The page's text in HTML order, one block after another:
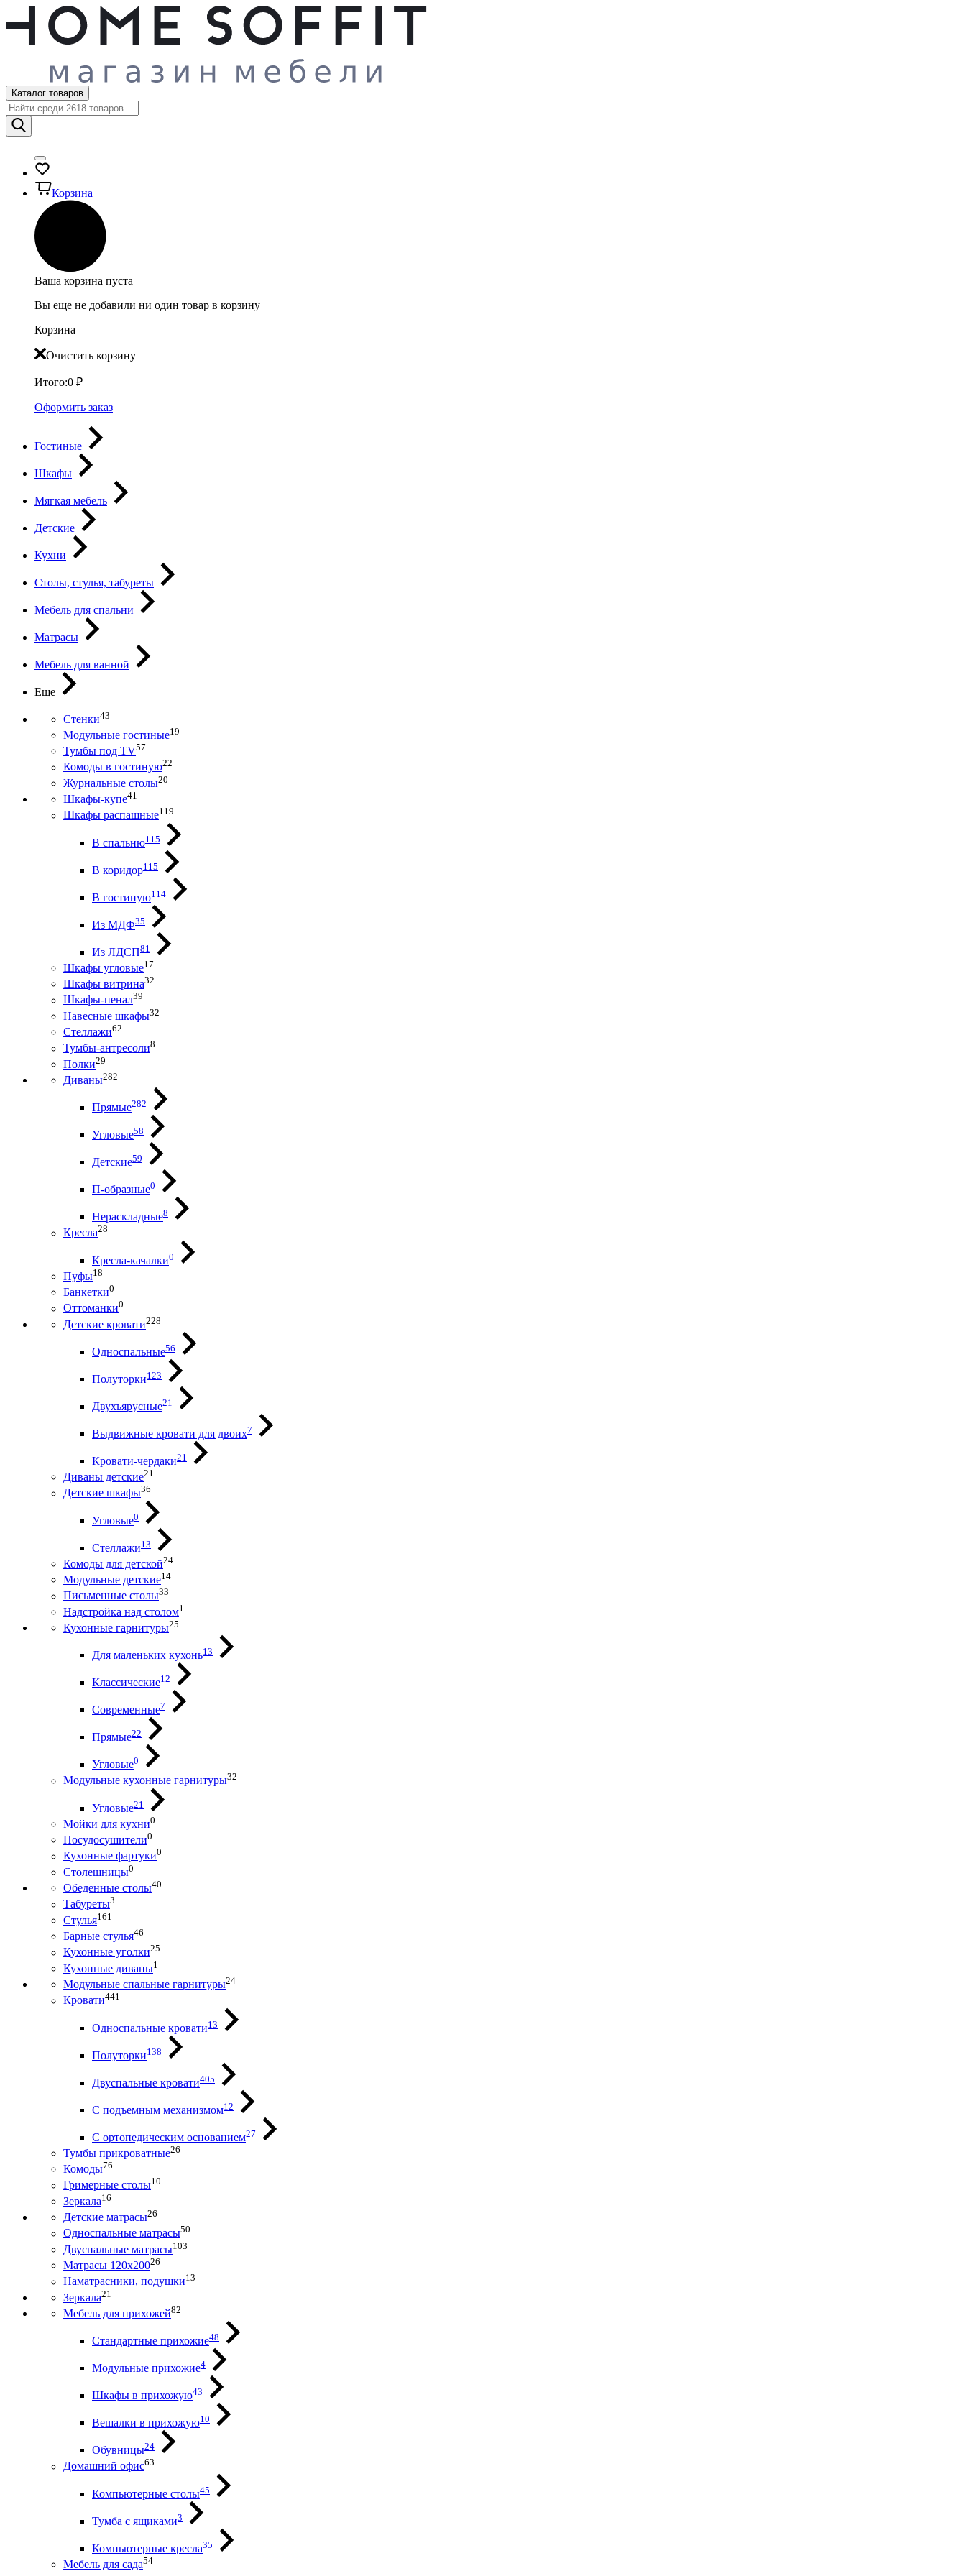
Каталог товаров
Корзина
Ваша корзина пуста
Вы еще не добавили ни один товар в корзину
Корзина
Очистить корзину
Итого:0 ₽
Оформить заказ
Гостиные
Шкафы
Мягкая мебель
Детские
Кухни
Столы, стулья, табуреты
Мебель для спальни
Матрасы
Мебель для ванной
Еще
Стенки43
Модульные гостиные19
Тумбы под ТV57
Комоды в гостиную22
Журнальные столы20
Шкафы-купе41
Шкафы распашные119
В спальню115
В коридор115
В гостиную114
Из МДФ35
Из ЛДСП81
Шкафы угловые17
Шкафы витрина32
Шкафы-пенал39
Навесные шкафы32
Стеллажи62
Тумбы-антресоли8
Полки29
Диваны282
Прямые282
Угловые58
Детские59
П-образные0
Нераскладные8
Кресла28
Кресла-качалки0
Пуфы18
Банкетки0
Оттоманки0
Детские кровати228
Односпальные56
Полуторки123
Двухъярусные21
Выдвижные кровати для двоих7
Кровати-чердаки21
Диваны детские21
Детские шкафы36
Угловые0
Стеллажи13
Комоды для детской24
Модульные детские14
Письменные столы33
Надстройка над столом1
Кухонные гарнитуры25
Для маленьких кухонь13
Классические12
Современные7
Прямые22
Угловые0
Модульные кухонные гарнитуры32
Угловые21
Мойки для кухни0
Посудосушители0
Кухонные фартуки0
Столешницы0
Обеденные столы40
Табуреты3
Стулья161
Барные стулья46
Кухонные уголки25
Кухонные диваны1
Модульные спальные гарнитуры24
Кровати441
Односпальные кровати13
Полуторки138
Двуспальные кровати405
С подъемным механизмом12
С ортопедическим основанием27
Тумбы прикроватные26
Комоды76
Гримерные столы10
Зеркала16
Детские матрасы26
Односпальные матрасы50
Двуспальные матрасы103
Матрасы 120х20026
Наматрасники, подушки13
Зеркала21
Мебель для прихожей82
Стандартные прихожие48
Модульные прихожие4
Шкафы в прихожую43
Вешалки в прихожую10
Обувницы24
Домашний офис63
Компьютерные столы45
Тумба с ящиками3
Компьютерные кресла35
Мебель для сада54